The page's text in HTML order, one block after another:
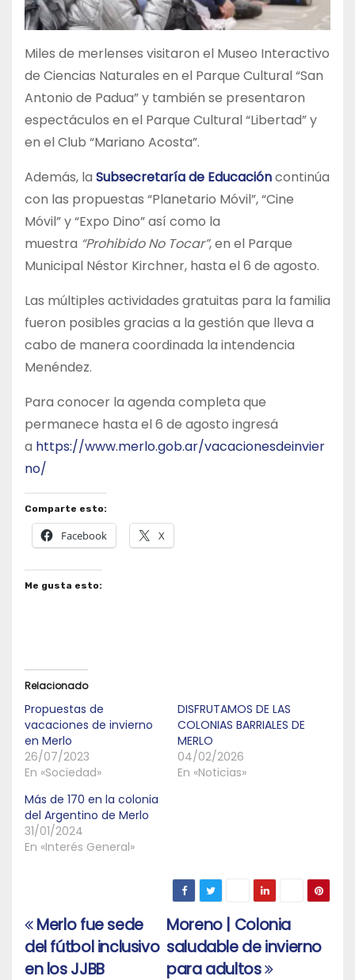
Miles de merlenses visitaron el Museo Interactivo
de Ciencias Naturales en el Parque Cultural “San
Antonio de Padua” y también se presentaron
espectáculos en el Parque Cultural “Libertad” y
en el Club “Mariano Acosta”.
Además, la Subsecretaría de Educacióncontinúa
con las propuestas “Planetario Móvil”, “Cine
Móvil” y “Expo Dino” así como la
muestra “Prohibido No Tocar”, en el Parque
Municipal Néstor Kirchner, hasta el 6 de agosto.
Las múltiples actividades gratuitas para la familia
fueron posibles gracias a la gestión que lleva a
cabo de manera coordinada la intendencia
Menéndez.
Para conocer la agenda completa que
permanece hasta el 6 de agosto ingresá
a https://www.merlo.gob.ar/vacacionesdeinvier
no/
Comparte esto:
Facebook X
Me gusta esto:
Relacionado
Propuestas de
vacaciones de invierno
en Merlo
26/07/2023
En «Sociedad»
DISFRUTAMOS DE LAS
COLONIAS BARRIALES DE
MERLO
04/02/2026
En «Noticias»
Más de 170 en la colonia
del Argentino de Merlo
31/01/2024
En «Interés General»
Navegación
de
Moreno | Colonia
saludable de invierno
para adultos
Merlo fue sede
del fútbol inclusivo
en los JJBB